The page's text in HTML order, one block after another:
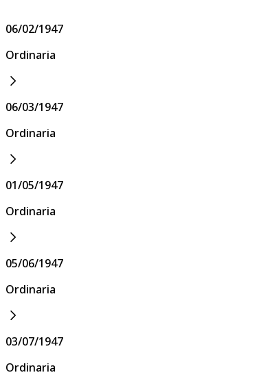
06/02/1947
Ordinaria
06/03/1947
Ordinaria
01/05/1947
Ordinaria
05/06/1947
Ordinaria
03/07/1947
Ordinaria